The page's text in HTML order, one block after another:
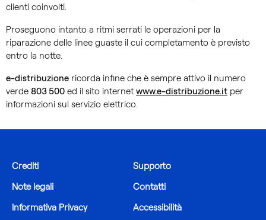
clienti coinvolti.
Proseguono intanto a ritmi serrati le operazioni per la
riparazione delle linee guaste il cui completamento è previsto
entro la notte.
e-distribuzione ricorda infine che è sempre attivo il numero
verde 803 500 ed il sito internetwww.e-distribuzione.it per
informazioni sul servizio elettrico.
Crediti
Note legali
Informativa Privacy
Supporto
Contatti
Accessibilità